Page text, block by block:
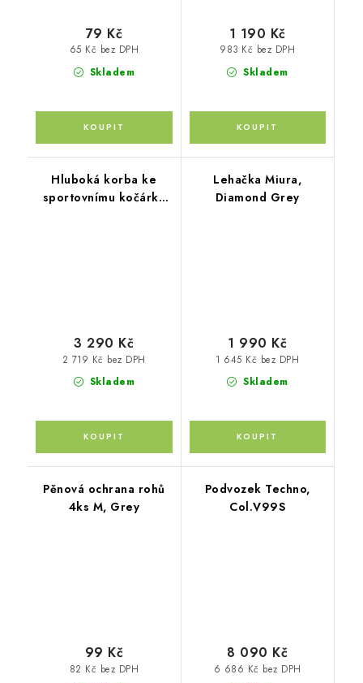
Skladem
65 Kč bez DPH
79 Kč
Skladem
983 Kč bez DPH
1 190 Kč
Hluboká korba ke
sportovnímu kočárku
Skladem
2 719 Kč bez DPH
3 290 Kč
Lehačka Miura,
Diamond Grey
Skladem
1 645 Kč bez DPH
1 990 Kč
Pěnová ochrana rohů
4ks M, Grey
82 Kč bez DPH
99 Kč
Podvozek Techno,
Col.V99S
6 686 Kč bez DPH
8 090 Kč